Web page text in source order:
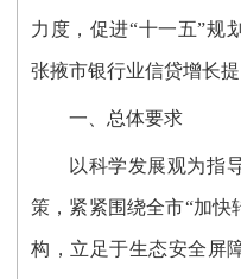
力度，促进“十一五”规
张掖市银行业信贷增长提
一、总体要求
以科学发展观为指
策，紧紧围绕全市“加快
构，立足于生态安全屏